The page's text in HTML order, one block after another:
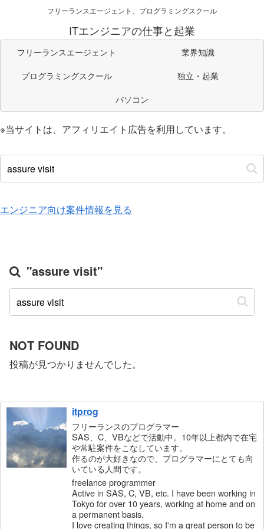
フリーランスエージェント、プログラミングスクール
ITエンジニアの仕事と起業
フリーランスエージェント
業界知識
プログラミングスクール
独立・起業
パソコン
※当サイトは、アフィリエイト広告を利用しています。
エンジニア向け案件情報を見る
"assure visit"
NOT FOUND
投稿が見つかりませんでした。
itprog
フリーランスのプログラマー
SAS、C、VBなどで活動中。10年以上都内で在宅
や常駐案件をこなしています。
作るのが大好きなので、プログラマーにとても向
いている人間です。
freelance programmer
Active in SAS, C, VB, etc. I have been working in
Tokyo for over 10 years, working at home and on
a permanent basis.
I love creating things, so I'm a great person to be